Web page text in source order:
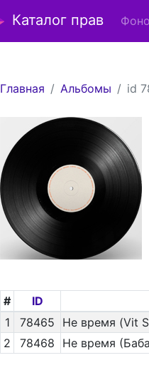
Каталог прав
Главная Альбомы id
# ID
1
78465 Не время (Vit
2
78468 Не время